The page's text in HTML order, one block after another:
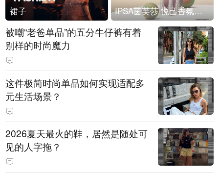
裙子 IPSA茵芙莎 悦己香氛凝露上市
被嘲“老爸单品”的五分牛仔裤有着
别样的时尚魔力
这件极简时尚单品如何实现适配多
元生活场景？
2026夏天最火的鞋，居然是随处可
见的人字拖？